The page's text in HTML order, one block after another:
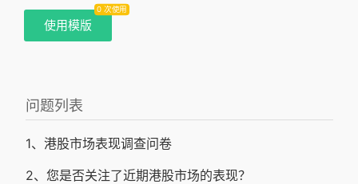
使用模版
0 次使用
问题列表
1、港股市场表现调查问卷
2、您是否关注了近期港股市场的表现？